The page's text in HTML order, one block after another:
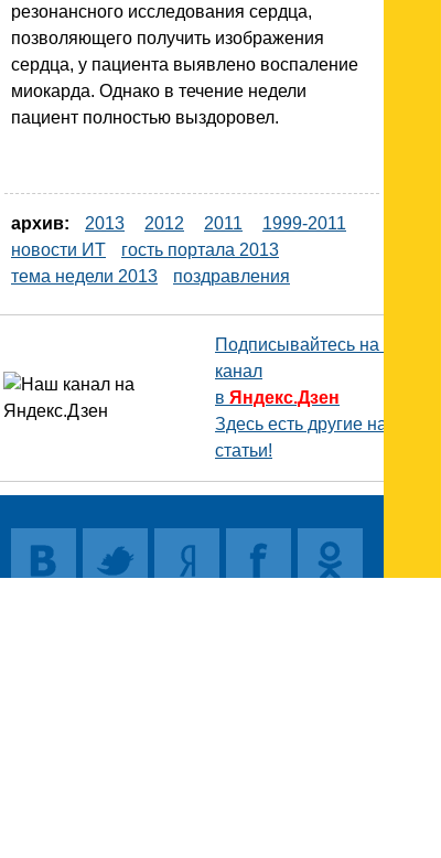
резонансного исследования сердца,
позволяющего получить изображения
сердца, у пациента выявлено воспаление
миокарда. Однако в течение недели
пациент полностью выздоровел.
архив: 2013 2012 2011
1999-2011
новости ИТ
гость портала 2013
тема недели 2013
поздравления
Подписывайтесь на наш
канал
в Яндекс.Дзен
Здесь есть другие наши
статьи!